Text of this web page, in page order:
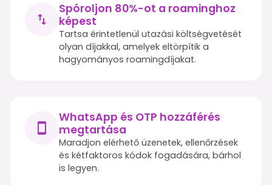
Spóroljon 80%-ot a roaminghoz
képest
Tartsa érintetlenül utazási költségvetését
olyan díjakkal, amelyek eltörpítik a
hagyományos roamingdíjakat.
WhatsApp és OTP hozzáférés
megtartása
Maradjon elérhető üzenetek, ellenőrzések
és kétfaktoros kódok fogadására, bárhol
is legyen.